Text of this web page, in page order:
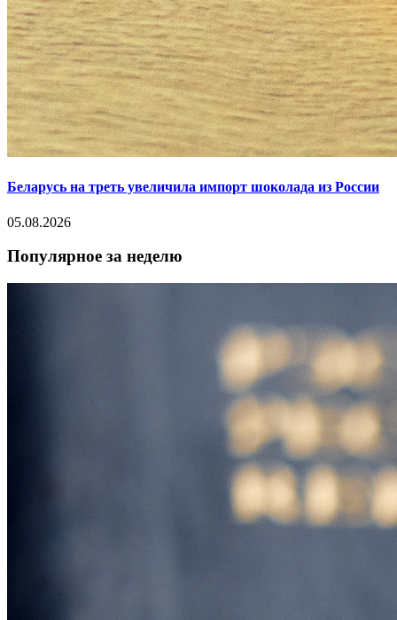
Беларусь на треть увеличила импорт шоколада из России
05.08.2026
Популярное за неделю